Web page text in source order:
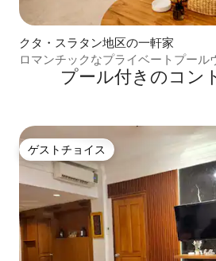
クタ・スラタン地区の一軒家
ロマンチックなプライベートプール
かな休暇プール付きのコン
ゲストチョイス
ゲストチョイス